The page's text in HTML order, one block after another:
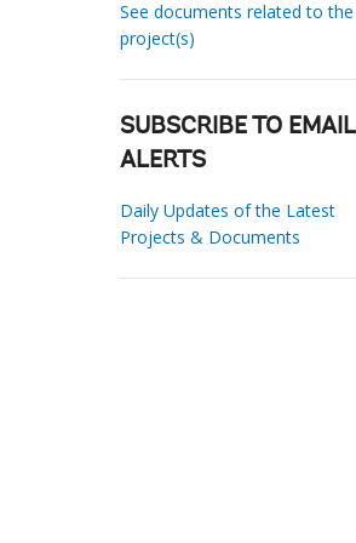
See documents related to the
project(s)
SUBSCRIBE TO EMAIL
ALERTS
Daily Updates of the Latest
Projects & Documents